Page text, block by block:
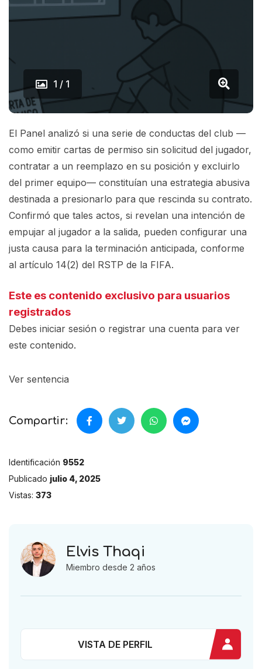
1 / 1
El Panel analizó si una serie de conductas del club —
como emitir cartas de permiso sin solicitud del jugador,
contratar a un reemplazo en su posición y excluirlo
del primer equipo— constituían una estrategia abusiva
destinada a presionarlo para que rescinda su contrato.
Confirmó que tales actos, si revelan una intención de
empujar al jugador a la salida, pueden configurar una
justa causa para la terminación anticipada, conforme
al artículo 14(2) del RSTP de la FIFA.
Este es contenido exclusivo para usuarios
registrados
Debes iniciar sesión o registrar una cuenta para ver
este contenido.
Ver sentencia
Compartir:
Identificación 9552
Publicado julio 4, 2025
Vistas: 373
Elvis Thaqi
Miembro desde 2 años
VISTA DE PERFIL